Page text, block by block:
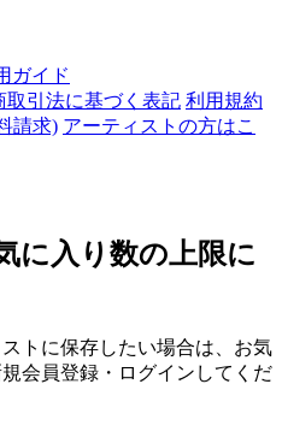
ガイド
取引法に基づく表記 利用規約
請求) アーティストの方はこ
に入り数の上限に
トに保存したい場合は、お気
会員登録・ログインしてくだ